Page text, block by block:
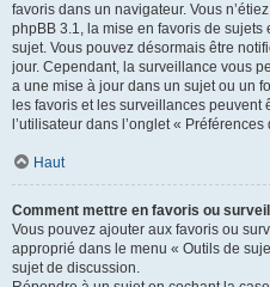
favoris dans un navigateur. Vous
phpBB 3.1, la mise en favoris de sujets
sujet. Vous pouvez désormais être
jour. Cependant, la surveillance vous
a une mise à jour dans un sujet ou un
les favoris et les surveillances
l’utilisateur dans l’onglet « Préférences
Haut
Comment mettre en favoris ou
Vous pouvez ajouter aux favoris ou
approprié dans le menu « Outils de
sujet de discussion.